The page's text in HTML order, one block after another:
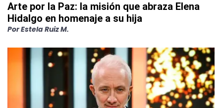
Arte por la Paz: la misión que abraza Elena
Hidalgo en homenaje a su hija
PorEstela Ruiz M.